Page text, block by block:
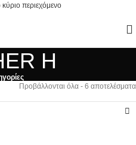
περιεχόμενο
H
Προβάλλονται όλα - 6 αποτελέσματα